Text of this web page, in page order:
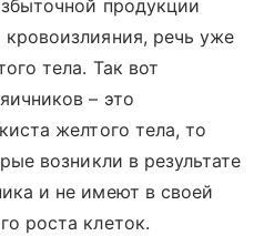
продукции
речь уже
тела. Так вот
– это
желтого тела, то
возникли в результате
и не имеют в своей
роста клеток.